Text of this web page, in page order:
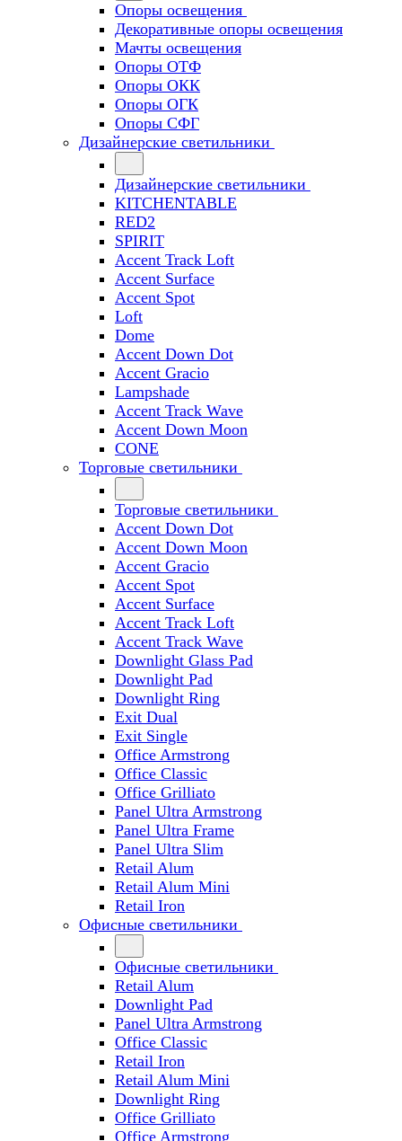
Опоры освещения
Декоративные опоры освещения
Мачты освещения
Опоры ОТФ
Опоры ОКК
Опоры ОГК
Опоры СФГ
Дизайнерские светильники
Дизайнерские светильники
KITCHENTABLE
RED2
SPIRIT
Accent Track Loft
Accent Surface
Accent Spot
Loft
Dome
Accent Down Dot
Accent Gracio
Lampshade
Accent Track Wave
Accent Down Moon
CONE
Торговые светильники
Торговые светильники
Accent Down Dot
Accent Down Moon
Accent Gracio
Accent Spot
Accent Surface
Accent Track Loft
Accent Track Wave
Downlight Glass Pad
Downlight Pad
Downlight Ring
Exit Dual
Exit Single
Office Armstrong
Office Classic
Office Grilliato
Panel Ultra Armstrong
Panel Ultra Frame
Panel Ultra Slim
Retail Alum
Retail Alum Mini
Retail Iron
Офисные светильники
Офисные светильники
Retail Alum
Downlight Pad
Panel Ultra Armstrong
Office Classic
Retail Iron
Retail Alum Mini
Downlight Ring
Office Grilliato
Office Armstrong